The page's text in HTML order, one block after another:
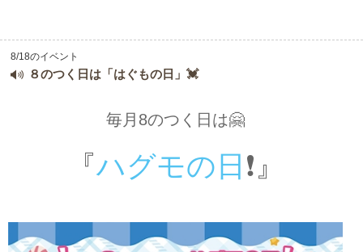
8/18のイベント
８のつく日は「はぐもの日」💓
毎月8のつく日は🤗
『ハグモの日 ❗️』